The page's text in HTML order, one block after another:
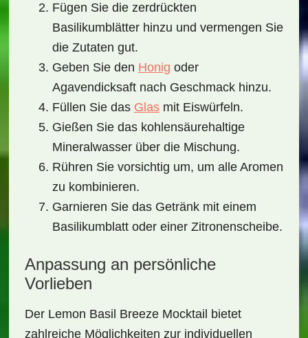
Fügen Sie die zerdrückten
Basilikumblätter hinzu und vermengen Sie
die Zutaten gut.
Geben Sie den Honig oder
Agavendicksaft nach Geschmack hinzu.
Füllen Sie das Glasmit Eiswürfeln.
Gießen Sie das kohlensäurehaltige
Mineralwasser über die Mischung.
Rühren Sie vorsichtig um, um alle Aromen
zu kombinieren.
Garnieren Sie das Getränk mit einem
Basilikumblatt oder einer Zitronenscheibe.
Anpassung an persönliche
Vorlieben
Der Lemon Basil Breeze Mocktail bietet
zahlreiche Möglichkeiten zur individuellen